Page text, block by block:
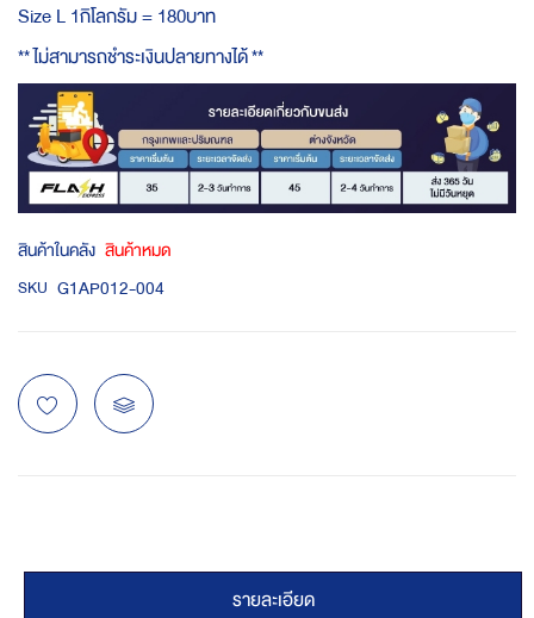
Size L 1กิโลกรัม = 180บาท
**ไม่สามารถชำระเงินปลายทางได้**
สินค้าในคลัง สินค้าหมด
SKU G1AP012-004
รายละเอียด